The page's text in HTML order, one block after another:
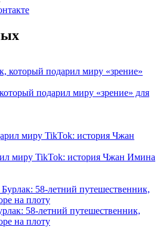
подарил миру «зрение» для
миру TikTok: история Чжан Имина
58-летний путешественник,
на плоту